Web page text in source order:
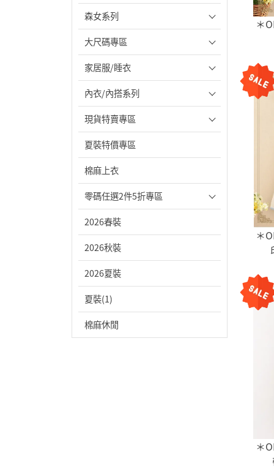
森女系列
大尺碼專區
家居服/睡衣
內衣/內搭系列
現貨特賣專區
夏裝特價專區
棉麻上衣
零碼任選2件5折專區
2026春裝
2026秋裝
2026夏裝
夏裝(1)
棉麻休閒
＊
＊
＊